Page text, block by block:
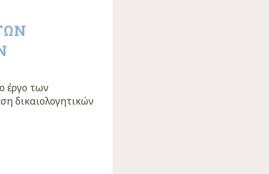
έργο των
δικαιολογητικών